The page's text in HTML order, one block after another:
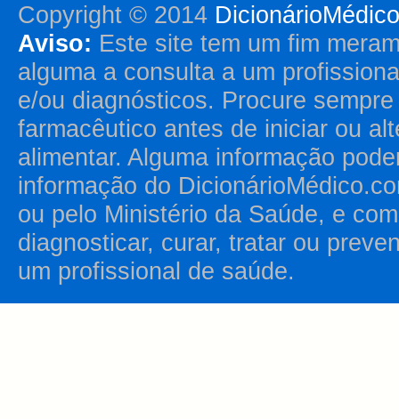
Copyright © 2014
Aviso: Este site tem um fim
alguma a consulta a um
e/ou diagnósticos. Procure
farmacêutico antes de iniciar ou
alimentar. Alguma informação
informação do
ou pelo Ministério da Saúde, e
diagnosticar, curar, tratar ou
um profissional de saúde.